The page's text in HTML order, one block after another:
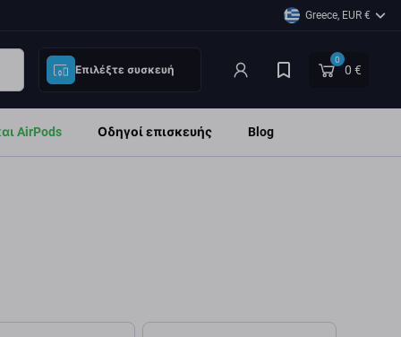
Greece, EUR €
Επιλέξτε συσκευή
0
0 €
AirPods Οδηγοί επισκευής Blog